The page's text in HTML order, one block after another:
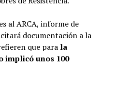
al ARCA, informe de
documentación a la
que para la
implicó unos 100